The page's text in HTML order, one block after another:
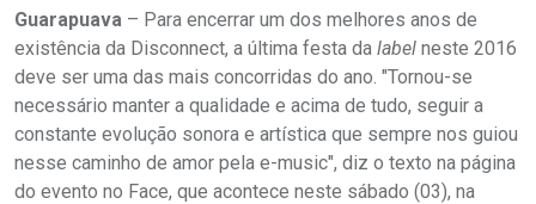
Guarapuava – Para encerrar um dos melhores anos de
existência da Disconnect, a última festa da label neste 2016
deve ser uma das mais concorridas do ano. "Tornou-se
necessário manter a qualidade e acima de tudo, seguir a
constante evolução sonora e artística que sempre nos guiou
nesse caminho de amor pela e-music", diz o texto na página
do evento no Face, que acontece neste sábado (03), na